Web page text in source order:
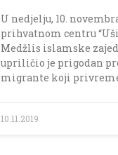
U nedjelju, 10.
prihvatnom centru
Medžlis islamske
upriličio je prigodan
migrante koji
10.11.2019